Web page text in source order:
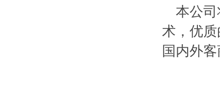
本公司
术，优
国内外